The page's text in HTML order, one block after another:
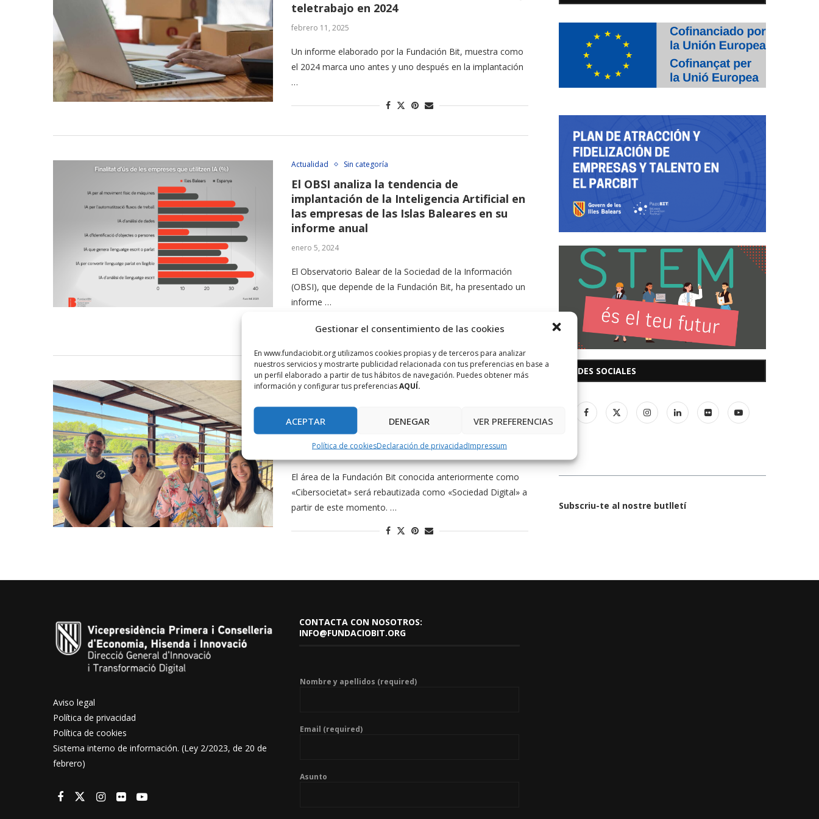
Gestionar el consentimiento de las cookies
En www.fundaciobit.org utilizamos cookies propias y de terceros para analizar
nuestros servicios y mostrarte publicidad relacionada con tus preferencias en base a
un perfil elaborado a partir de tus hábitos de navegación. Puedes obtener más
información y configurar tus preferenciasAQUÍ.
ACEPTAR DENEGAR VER PREFERENCIAS
Política de cookiesDeclaración de privacidadImpressum
teletrabajo en 2024
febrero 11, 2025
Un informe elaborado por la Fundación Bit, muestra como
el 2024 marca uno antes y uno después en la implantación
…
Actualidad Sin categoría
El OBSI analiza la tendencia de
implantación de la Inteligencia Artificial en
las empresas de las Islas Baleares en su
informe anual
enero 5, 2024
El Observatorio Balear de la Sociedad de la Información
(OBSI), que depende de la Fundación Bit, ha presentado un
informe …
Actualidad Sociedad Digital
La Fundación Bit anuncia el cambio de
nombre del Área «Cibersocietat» a
«Sociedad Digital»
octubre 19, 2023
El área de la Fundación Bit conocida anteriormente como
«Cibersocietat» será rebautizada como «Sociedad Digital» a
partir de este momento. …
REDES SOCIALES
Subscriu-te al nostre butlletí
Aviso legal
Política de privacidad
Política de cookies
Sistema interno de información. (Ley 2/2023, de 20 de
febrero)
CONTACTA CON NOSOTROS:
INFO@FUNDACIOBIT.ORG
Nombre y apellidos (required)
Email (required)
Asunto